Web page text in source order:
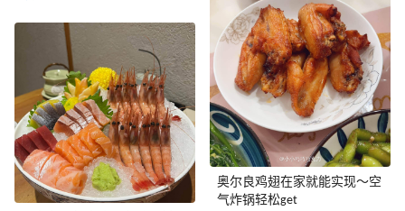
奥尔良鸡翅在家就能实现～空
气炸锅轻松get